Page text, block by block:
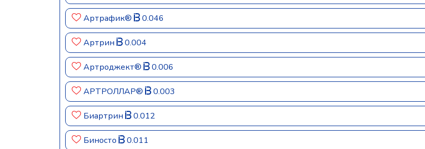
Артрафик® 0.046
Артрин 0.004
Артроджект® 0.006
АРТРОЛЛАР® 0.003
Биартрин 0.012
Биносто 0.011